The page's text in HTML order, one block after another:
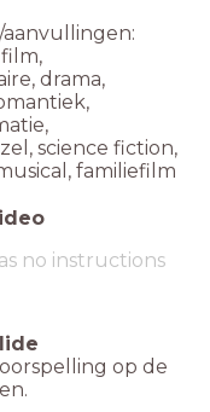
drama,
science fiction,
familiefilm
no instructions
op de